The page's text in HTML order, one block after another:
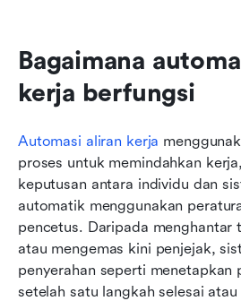
Bagaimana
kerja berfungsi
Automasi aliran kerja
proses untuk memindahkan
keputusan antara individu dan
automatik menggunakan
pencetus. Daripada menghantar
atau mengemas kini penjejak,
penyerahan seperti menetapkan
setelah satu langkah selesai